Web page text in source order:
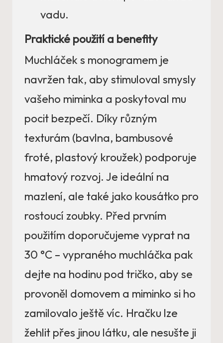
vadu.
Praktické použití a benefity
Muchláček s monogramem je
navržen tak, aby stimuloval smysly
vašeho miminka a poskytoval mu
pocit bezpečí. Díky různým
texturám (bavlna, bambusové
froté, plastový kroužek) podporuje
hmatový rozvoj. Je ideální na
mazlení, ale také jako kousátko pro
rostoucí zoubky. Před prvním
použitím doporučujeme vyprat na
30 °C – vypraného muchláčka pak
dejte na hodinu pod tričko, aby se
provoněl domovem a miminko si ho
zamilovalo ještě víc. Hračku lze
žehlit přes jinou látku, ale nesušte ji